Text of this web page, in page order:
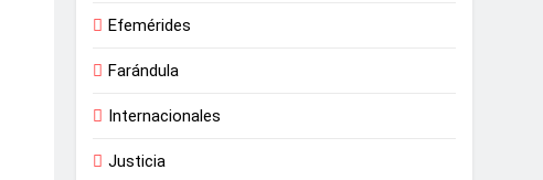
Efemérides
Farándula
Internacionales
Justicia